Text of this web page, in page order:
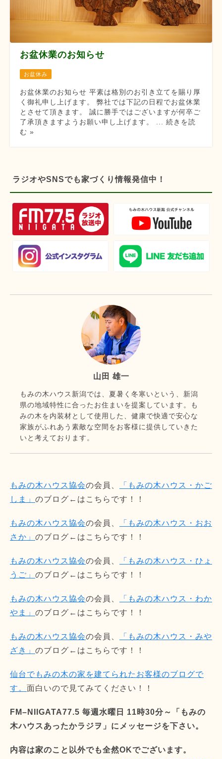
お盆休業のお知らせ
お盆休み
お盆休業のお知らせ 平素は格別のお引き立てを賜り厚
く御礼申し上げます。 弊社では下記の日程でお盆休業
とさせて頂きます。 誠に勝手ではございますが何卒ご
了承頂きますようお願い申し上げます。 ... 続きを読
む »
ラジオやSNSでも家づくり情報発信中！
山田 雄一
もみの木ハウス新潟では、夏暑く冬寒いという、新潟
県の地域特性に合ったお住まいを提案しています。も
みの木を内装材として使用した、健康で快適で安心な
家族がふれあう素敵な空間をお客様に提供していきた
いと考えております。
もみの木ハウス協会の会員、
「もみの木ハウス・かご
しま」 のブログ←はこちらです！！
もみの木ハウス協会の会員、
「もみの木ハウス・おお
さか」 のブログ←はこちらです！！
もみの木ハウス協会の会員、
「もみの木ハウス・ひょ
うご」 のブログ←はこちらです！！
もみの木ハウス協会の会員、
「もみの木ハウス・わか
やま」 のブログ←はこちらです！！
もみの木ハウス協会の会員、
「もみの木ハウス・みや
ざき」 のブログ←はこちらです！！
仙台でもみの木の家を建てられたお客様のブログで
す。 面白いので見てみてください！！
FM–NIIGATA77.5 毎週水曜日 11時30分～「もみの
木ハウスあったかラジヲ」にメッセージを下さい。
内容は家のこと以外でも全然OKでございます。